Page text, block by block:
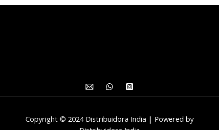
Copyright © 2024 Distribuidora India | Powered by